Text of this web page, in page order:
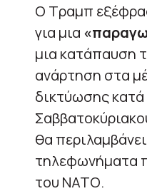
Ο Τραμπ
για μια
μια κατάπαυση
ανάρτηση στα
δικτύωσης κατά
θα
τηλεφωνήματα
του ΝΑΤΟ.